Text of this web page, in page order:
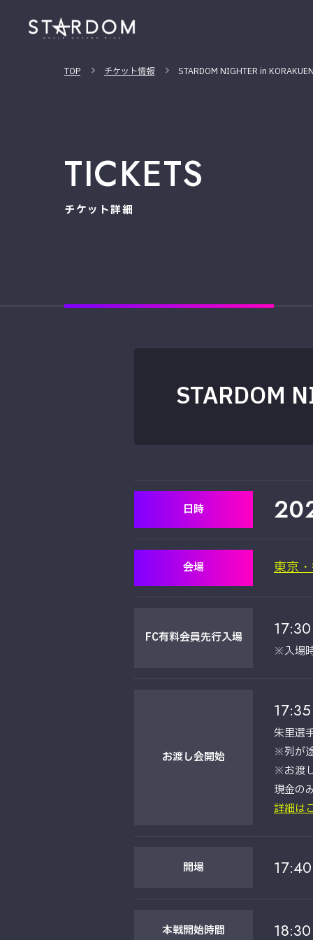
TOP チケット情報 STARDOM NIGHTER in
TICKETS
チケット詳細
STARDOM
日時
会場 東京
FC有料会員先行入場 17:30
※入場
お渡し会開始
17:35
朱里選
※列が
※お渡
└現金
詳細は
開場 17:40
本戦開始時間 18:30